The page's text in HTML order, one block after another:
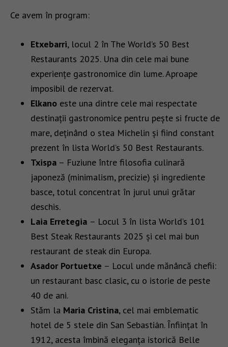
Ce avem în program:
Etxebarri, locul 2 în The World’s 50 Best
Restaurants 2025. Una din cele mai bune
experiențe gastronomice din lume. Aproape
imposibil de rezervat.
Elkano este una dintre cele mai respectate
destinații gastronomice pentru pește si fructe de
mare, deținând o stea Michelin și fiind constant
prezent în lista World’s 50 Best Restaurants.
Txispa – Fuziune între filosofia culinară
japoneză (minimalism, precizie) și ingrediente
basce, totul concentrat în jurul unui grătar
deschis.
Laia Erretegia – Locul 3 în lista World’s 101
Best Steak Restaurants 2025 și cel mai bun
restaurant de steak din Europa.
Asador Portuetxe – Locul unde mănâncă chefii:
un restaurant basc clasic, cu o istorie de peste
40 de ani.
Stăm la Maria Cristina, cel mai emblematic
hotel de 5 stele din San Sebastián. Înființat în
1912, acesta îmbină eleganța istorică Belle